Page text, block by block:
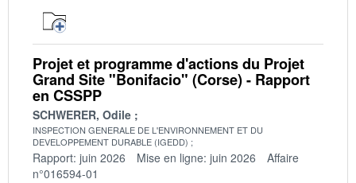
Projet et programme d'actions du Projet
Grand Site "Bonifacio" (Corse) - Rapport
en CSSPP
SCHWERER, Odile
INSPECTION GENERALE DE L'ENVIRONNEMENT ET DU
DEVELOPPEMENT DURABLE (IGEDD)
Rapport: juin 2026 Mise en ligne: juin 2026
Affaire
n°016594-01